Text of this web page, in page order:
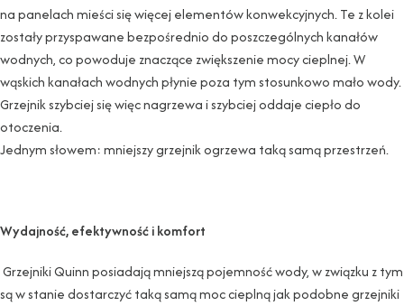
na panelach mieści się więcej elementów konwekcyjnych. Te z kolei
zostały przyspawane bezpośrednio do poszczególnych kanałów
wodnych, co powoduje znaczące zwiększenie mocy cieplnej. W
wąskich kanałach wodnych płynie poza tym stosunkowo mało wody.
Grzejnik szybciej się więc nagrzewa i szybciej oddaje ciepło do
otoczenia.
Jednym słowem: mniejszy grzejnik ogrzewa taką samą przestrzeń.
Wydajność, efektywność i komfort
Grzejniki Quinn posiadają mniejszą pojemność wody, w związku z tym
są w stanie dostarczyć taką samą moc cieplną jak podobne grzejniki